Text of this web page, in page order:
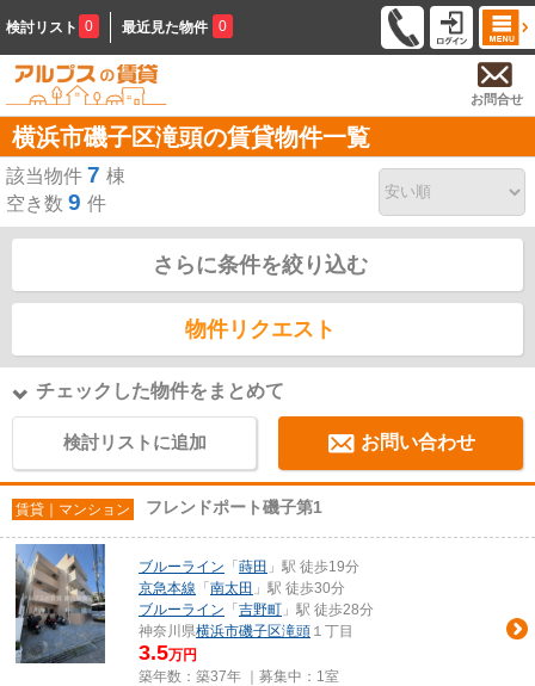
検討リスト 0 最近見た物件 0
お問合せ
横浜市磯子区滝頭の賃貸物件一覧
該当物件 7 棟
空き数 9 件
さらに条件を絞り込む
物件リクエスト
チェックした物件をまとめて
検討リストに追加 お問い合わせ
賃貸｜マンション フレンドポート磯子第1
ブルーライン 「 蒔田 」駅 徒歩19分
京急本線 「 南太田 」駅 徒歩30分
ブルーライン 「 吉野町 」駅 徒歩28分
神奈川県横浜市磯子区滝頭 １丁目
3.5万円
築年数：築37年 ｜募集中： 1室